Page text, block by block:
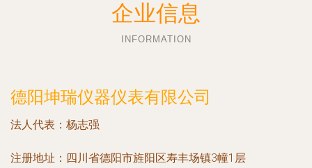
企业信息
INFORMATION
德阳坤瑞仪器仪表有限公司
法人代表： 杨志强
注册地址： 四川省德阳市旌阳区寿丰场镇3幢1层